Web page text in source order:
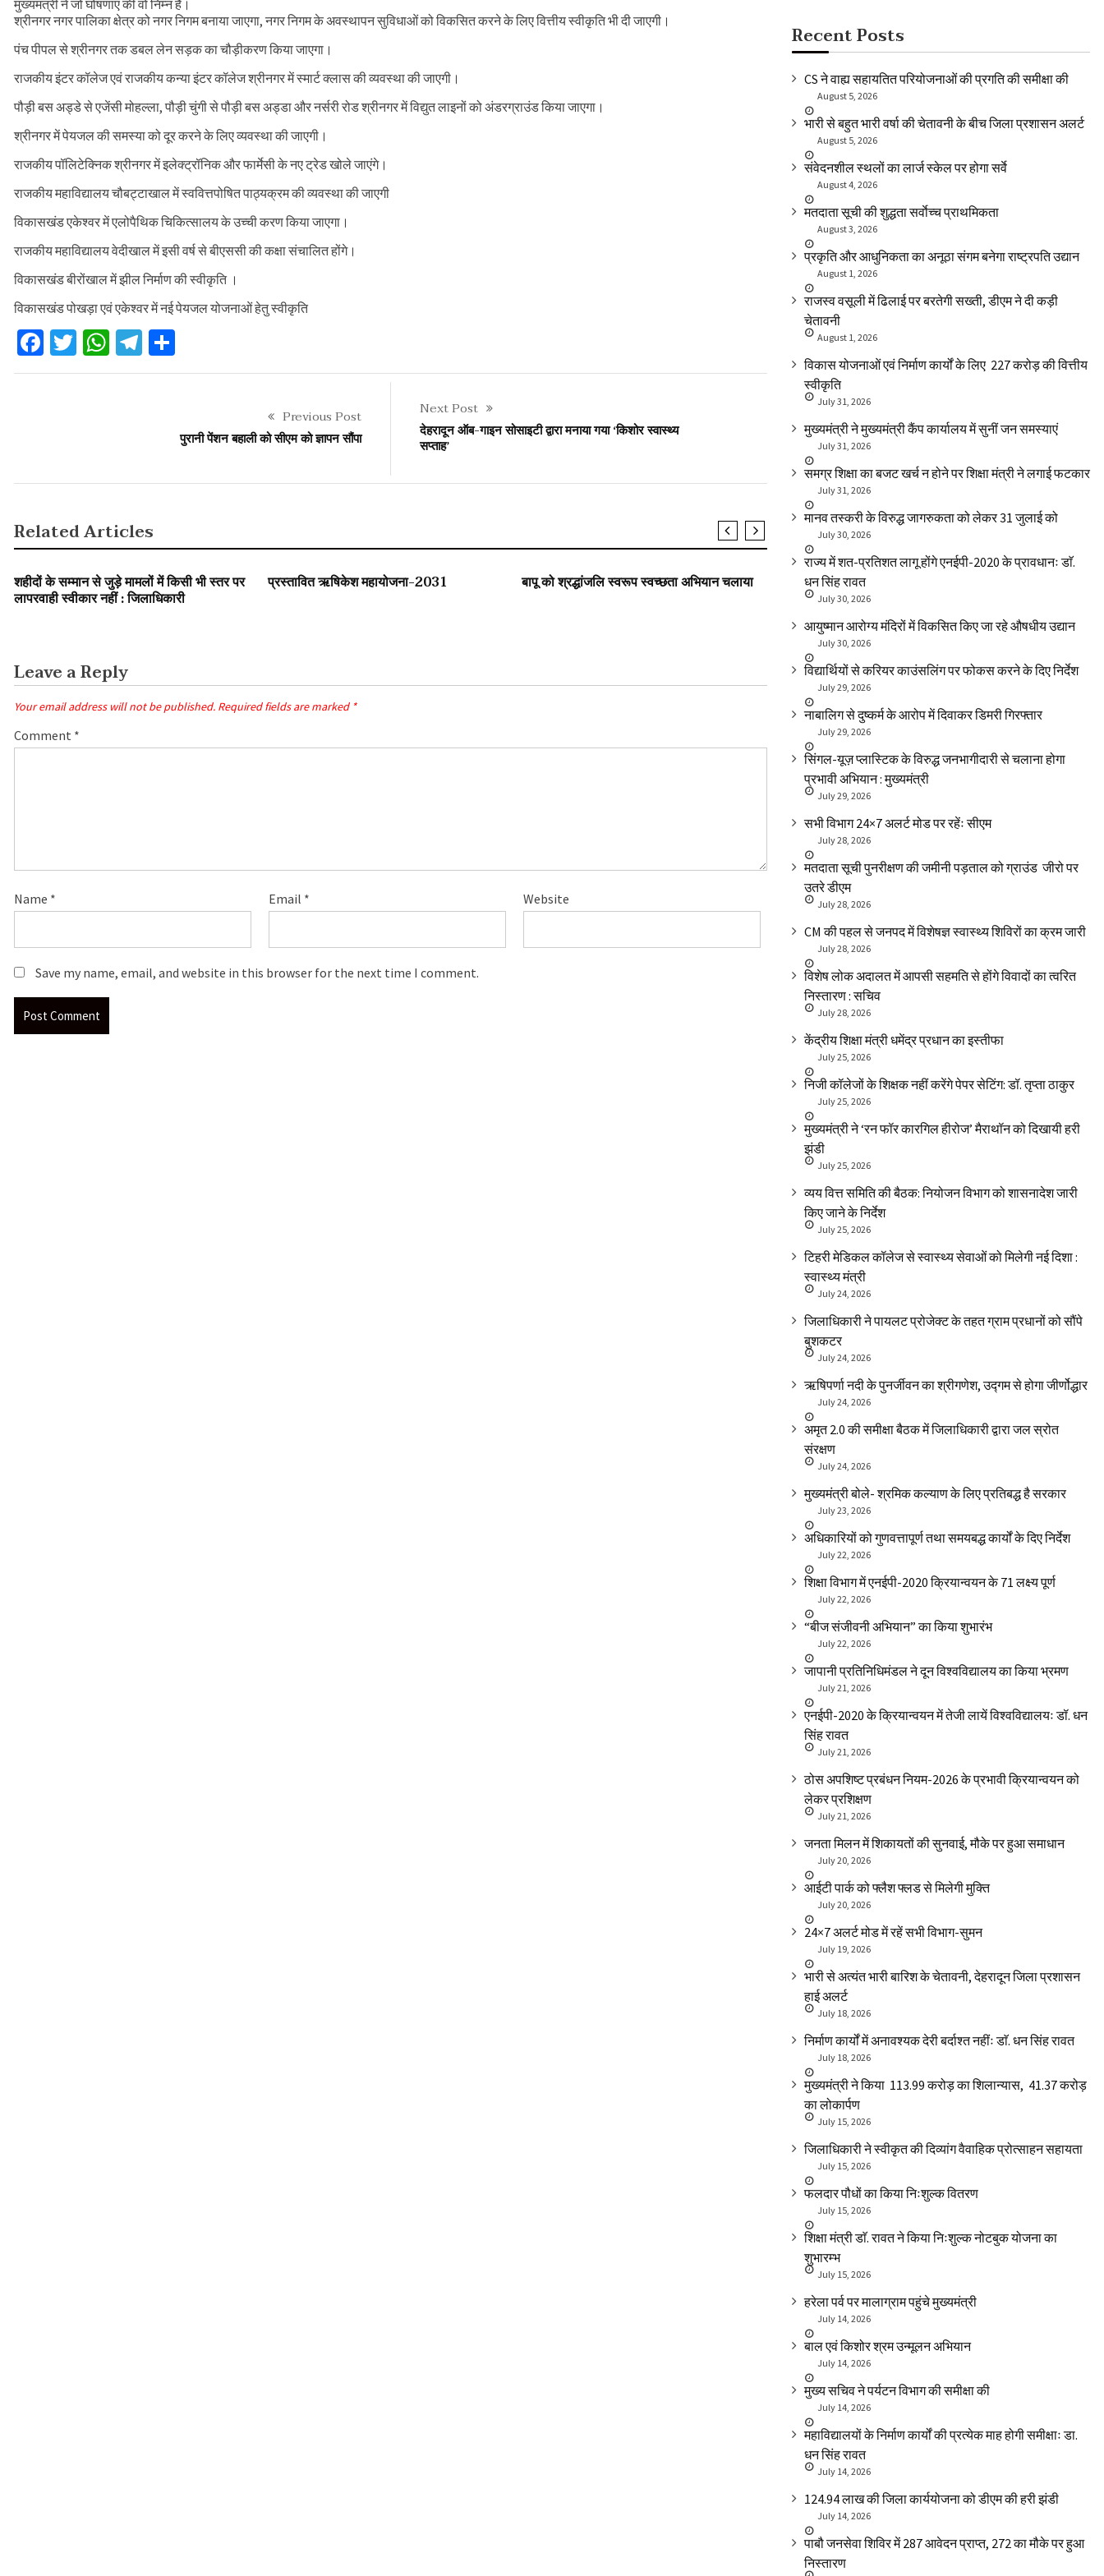
भारी से बहुत भारी वर्षा की चेतावनी के बीच जिला प्रशासन अलर्ट
संवेदनशील स्थलों का लार्ज स्केल पर होगा सर्वे
मुख्यमंत्री ने जो घोषणाएं की वो निम्न हैं।
श्रीनगर नगर पालिका क्षेत्र को नगर निगम बनाया जाएगा, नगर निगम के अवस्थापन सुविधाओं को विकसित करने के लिए वित्तीय स्वीकृति भी दी जाएगी।
पंच पीपल से श्रीनगर तक डबल लेन सड़क का चौड़ीकरण किया जाएगा।
राजकीय इंटर कॉलेज एवं राजकीय कन्या इंटर कॉलेज श्रीनगर में स्मार्ट क्लास की व्यवस्था की जाएगी।
पौड़ी बस अड्डे से एजेंसी मोहल्ला, पौड़ी चुंगी से पौड़ी बस अड्डा और नर्सरी रोड श्रीनगर में विद्युत लाइनों को अंडरग्राउंड किया जाएगा।
श्रीनगर में पेयजल की समस्या को दूर करने के लिए व्यवस्था की जाएगी।
राजकीय पॉलिटेक्निक श्रीनगर में इलेक्ट्रॉनिक और फार्मेसी के नए ट्रेड खोले जाएंगे।
राजकीय महाविद्यालय चौबट्टाखाल में स्ववित्तपोषित पाठ्यक्रम की व्यवस्था की जाएगी
विकासखंड एकेश्वर में एलोपैथिक चिकित्सालय के उच्ची करण किया जाएगा।
राजकीय महाविद्यालय वेदीखाल में इसी वर्ष से बीएससी की कक्षा संचालित होंगे।
विकासखंड बीरोंखाल में झील निर्माण की स्वीकृति ।
विकासखंड पोखड़ा एवं एकेश्वर में नई पेयजल योजनाओं हेतु स्वीकृति
Facebook
Twitter
WhatsApp
Telegram
Previous Post
पुरानी पेंशन बहाली को सीएम को ज्ञापन सौंपा
Next Post
देहरादून ऑब-गाइन सोसाइटी द्वारा मनाया गया ‘किशोर स्वास्थ्य
सप्ताह’
Related Articles
शहीदों के सम्मान से जुड़े मामलों में किसी भी स्तर पर
लापरवाही स्वीकार नहीं : जिलाधिकारी
प्रस्तावित ऋषिकेश महायोजना-2031 बापू को श्रद्धांजलि स्वरूप स्वच्छता अभियान चलाया
SLIDER
उत्तरकाशी दुर्घटना की मॉनिटरिंग के निर्देश
SLIDER
Leave a Reply
Your email address will not be published. Required fields are marked *
Comment *
Name * Email * Website
Save my name, email, and website in this browser for the next time I comment.
Recent Posts
CS ने वाह्य सहायतित परियोजनाओं की प्रगति की समीक्षा की
August 5, 2026
भारी से बहुत भारी वर्षा की चेतावनी के बीच जिला प्रशासन अलर्ट
August 5, 2026
संवेदनशील स्थलों का लार्ज स्केल पर होगा सर्वे
August 4, 2026
मतदाता सूची की शुद्धता सर्वाेच्च प्राथमिकता
August 3, 2026
प्रकृति और आधुनिकता का अनूठा संगम बनेगा राष्ट्रपति उद्यान
August 1, 2026
राजस्व वसूली में ढिलाई पर बरतेगी सख्ती, डीएम ने दी कड़ी
चेतावनी
August 1, 2026
विकास योजनाओं एवं निर्माण कार्यों के लिए ₹ 227 करोड़ की वित्तीय
स्वीकृति
July 31, 2026
मुख्यमंत्री ने मुख्यमंत्री कैंप कार्यालय में सुनीं जन समस्याएं
July 31, 2026
समग्र शिक्षा का बजट खर्च न होने पर शिक्षा मंत्री ने लगाई फटकार
July 31, 2026
मानव तस्करी के विरुद्ध जागरुकता को लेकर 31 जुलाई को
July 30, 2026
राज्य में शत-प्रतिशत लागू होंगे एनईपी-2020 के प्रावधानः डाॅ.
धन सिंह रावत
July 30, 2026
आयुष्मान आरोग्य मंदिरों में विकसित किए जा रहे औषधीय उद्यान
July 30, 2026
विद्यार्थियों से करियर काउंसलिंग पर फोकस करने के दिए निर्देश
July 29, 2026
नाबालिग से दुष्कर्म के आरोप में दिवाकर डिमरी गिरफ्तार
July 29, 2026
सिंगल-यूज़ प्लास्टिक के विरुद्ध जनभागीदारी से चलाना होगा
प्रभावी अभियान : मुख्यमंत्री
July 29, 2026
सभी विभाग 24×7 अलर्ट मोड पर रहेंः सीएम
July 28, 2026
मतदाता सूची पुनरीक्षण की जमीनी पड़ताल को ग्राउंड जीरो पर
उतरे डीएम
July 28, 2026
CM की पहल से जनपद में विशेषज्ञ स्वास्थ्य शिविरों का क्रम जारी
July 28, 2026
विशेष लोक अदालत में आपसी सहमति से होंगे विवादों का त्वरित
निस्तारण : सचिव
July 28, 2026
केंद्रीय शिक्षा मंत्री धमेंद्र प्रधान का इस्तीफा
July 25, 2026
निजी कॉलेजों के शिक्षक नहीं करेंगे पेपर सेटिंग: डॉ. तृप्ता ठाकुर
July 25, 2026
मुख्यमंत्री ने ‘रन फॉर कारगिल हीरोज’ मैराथॉन को दिखायी हरी
झंडी
July 25, 2026
व्यय वित्त समिति की बैठक: नियोजन विभाग को शासनादेश जारी
किए जाने के निर्देश
July 25, 2026
टिहरी मेडिकल कॉलेज से स्वास्थ्य सेवाओं को मिलेगी नई दिशा :
स्वास्थ्य मंत्री
July 24, 2026
जिलाधिकारी ने पायलट प्रोजेक्ट के तहत ग्राम प्रधानों को सौंपे
बुशकटर
July 24, 2026
ऋषिपर्णा नदी के पुनर्जीवन का श्रीगणेश, उद्गम से होगा जीर्णोद्धार
July 24, 2026
अमृत 2.0 की समीक्षा बैठक में जिलाधिकारी द्वारा जल स्रोत
संरक्षण
July 24, 2026
मुख्यमंत्री बोले- श्रमिक कल्याण के लिए प्रतिबद्ध है सरकार
July 23, 2026
अधिकारियों को गुणवत्तापूर्ण तथा समयबद्ध कार्यों के दिए निर्देश
July 22, 2026
शिक्षा विभाग में एनईपी-2020 क्रियान्वयन के 71 लक्ष्य पूर्ण
July 22, 2026
“बीज संजीवनी अभियान” का किया शुभारंभ
July 22, 2026
जापानी प्रतिनिधिमंडल ने दून विश्वविद्यालय का किया भ्रमण
July 21, 2026
एनईपी-2020 के क्रियान्वयन में तेजी लायें विश्वविद्यालयः डॉ. धन
सिंह रावत
July 21, 2026
ठोस अपशिष्ट प्रबंधन नियम-2026 के प्रभावी क्रियान्वयन को
लेकर प्रशिक्षण
July 21, 2026
जनता मिलन में शिकायतों की सुनवाई, मौके पर हुआ समाधान
July 20, 2026
आईटी पार्क को फ्लैश फ्लड से मिलेगी मुक्ति
July 20, 2026
24×7 अलर्ट मोड में रहें सभी विभाग-सुमन
July 19, 2026
भारी से अत्यंत भारी बारिश के चेतावनी, देहरादून जिला प्रशासन
हाई अलर्ट
July 18, 2026
निर्माण कार्यों में अनावश्यक देरी बर्दाश्त नहींः डाॅ. धन सिंह रावत
July 18, 2026
मुख्यमंत्री ने किया ₹ 113.99 करोड़ का शिलान्यास, ₹ 41.37 करोड़
का लोकार्पण
July 15, 2026
जिलाधिकारी ने स्वीकृत की दिव्यांग वैवाहिक प्रोत्साहन सहायता
July 15, 2026
फलदार पौधों का किया निःशुल्क वितरण
July 15, 2026
शिक्षा मंत्री डाॅ. रावत ने किया निःशुल्क नोटबुक योजना का
शुभारम्भ
July 15, 2026
हरेला पर्व पर मालाग्राम पहुंचे मुख्यमंत्री
July 14, 2026
बाल एवं किशोर श्रम उन्मूलन अभियान
July 14, 2026
मुख्य सचिव ने पर्यटन विभाग की समीक्षा की
July 14, 2026
महाविद्यालयों के निर्माण कार्यों की प्रत्येक माह होगी समीक्षाः डा.
धन सिंह रावत
July 14, 2026
₹124.94 लाख की जिला कार्ययोजना को डीएम की हरी झंडी
July 14, 2026
पाबौ जनसेवा शिविर में 287 आवेदन प्राप्त, 272 का मौके पर हुआ
निस्तारण